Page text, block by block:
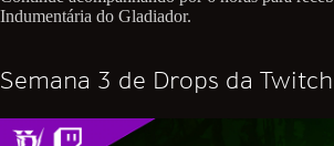
Indumentária do Gladiador.
Semana 3 de Drops da